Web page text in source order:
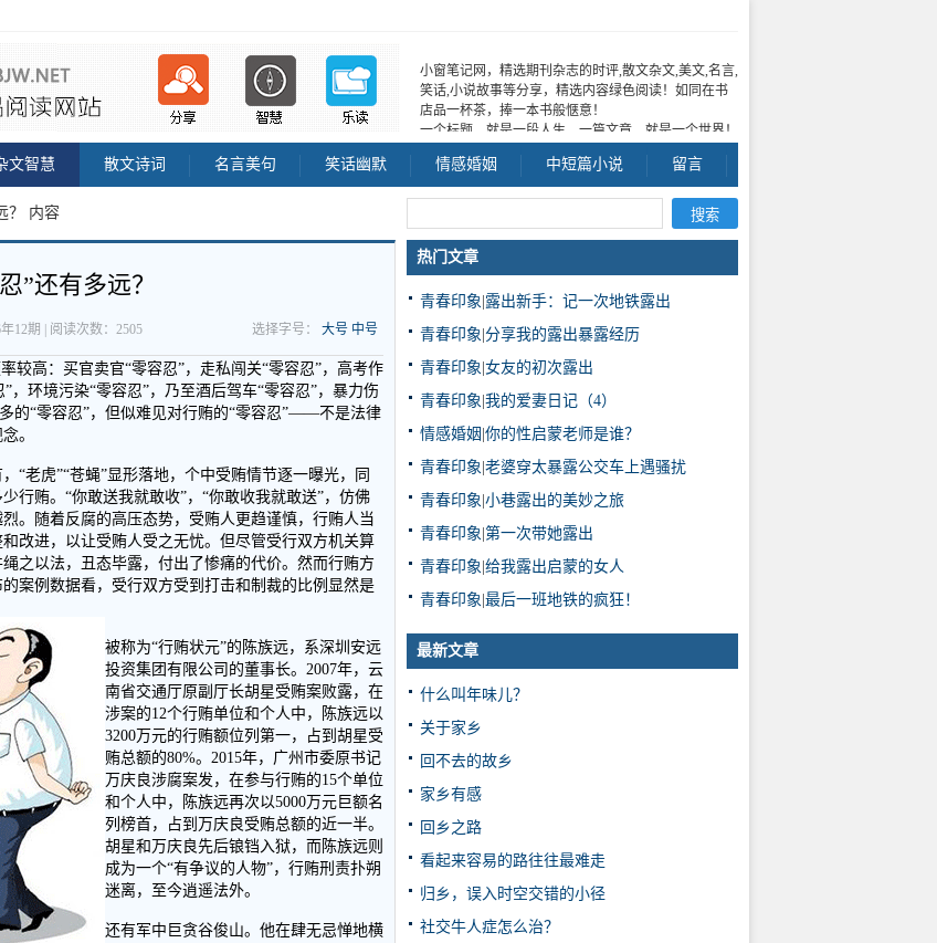
小窗笔记网，精选期刊杂志的时评,散文杂文,美文,名言,
笑话,小说故事等分享，精选内容绿色阅读！如同在书
店品一杯茶，捧一本书般惬意！
一个标题，就是一段人生，一篇文章，就是一个世界！
文智慧 散文诗词 名言美句 笑话幽默 情感婚姻 中短篇小说 留言
？ 内容
”还有多远？
选择字号： 大号 中号
12期 | 阅读次数：2505
较高：买官卖官“零容忍”，走私闯关“零容忍”，高考作
，环境污染“零容忍”，乃至酒后驾车“零容忍”，暴力伤
的“零容忍”，但似难见对行贿的“零容忍”——不是法律
。
“老虎”“苍蝇”显形落地，个中受贿情节逐一曝光，同
贿。“你敢送我就敢收”，“你敢收我就敢送”，仿佛
。随着反腐的高压态势，受贿人更趋谨慎，行贿人当
改进，以让受贿人受之无忧。但尽管受行双方机关算
之以法，丑态毕露，付出了惨痛的代价。然而行贿方
案例数据看，受行双方受到打击和制裁的比例显然是
被称为“行贿状元”的陈族远，系深圳安远
投资集团有限公司的董事长。2007年，云
南省交通厅原副厅长胡星受贿案败露，在
涉案的12个行贿单位和个人中，陈族远以
3200万元的行贿额位列第一，占到胡星受
贿总额的80%。2015年，广州市委原书记
万庆良涉腐案发，在参与行贿的15个单位
和个人中，陈族远再次以5000万元巨额名
列榜首，占到万庆良受贿总额的近一半。
胡星和万庆良先后锒铛入狱，而陈族远则
成为一个“有争议的人物”，行贿刑责扑朔
迷离，至今逍遥法外。
还有军中巨贪谷俊山。他在肆无忌惮地横
热门文章
青春印象 露出新手：记一次地铁露出
青春印象 分享我的露出暴露经历
青春印象 女友的初次露出
青春印象 我的爱妻日记（4）
情感婚姻 你的性启蒙老师是谁？
青春印象 老婆穿太暴露公交车上遇骚扰
青春印象 小巷露出的美妙之旅
青春印象 第一次带她露出
青春印象 给我露出启蒙的女人
青春印象 最后一班地铁的疯狂！
最新文章
什么叫年味儿？
关于家乡
回不去的故乡
家乡有感
回乡之路
看起来容易的路往往最难走
归乡，误入时空交错的小径
社交牛人症怎么治？